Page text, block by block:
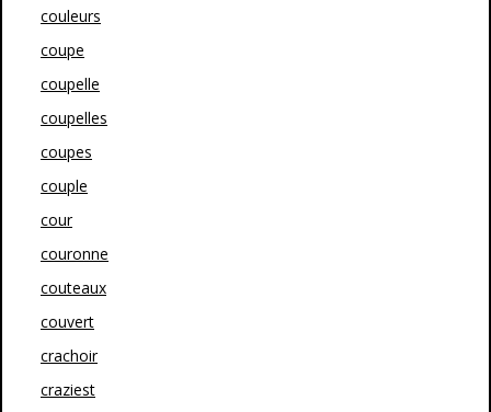
couleurs
coupe
coupelle
coupelles
coupes
couple
cour
couronne
couteaux
couvert
crachoir
craziest